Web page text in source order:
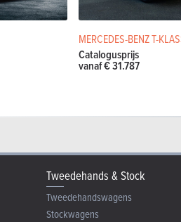
MERCEDES-BENZ T-
Catalogusprijs
vanaf € 31.787
Tweedehands & Stock
Tweedehandswagens
Stockwagens